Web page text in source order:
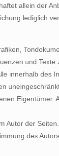
allein der
lediglich
und Texte
innerhalb des
der
des